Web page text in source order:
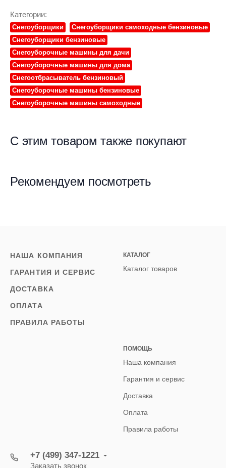
Категории:
Снегоуборщики
Снегоуборщики самоходные бензиновые
Снегоуборщики бензиновые
Снегоуборочные машины для дачи
Снегоуборочные машины для дома
Снегоотбрасыватель бензиновый
Снегоуборочные машины бензиновые
Снегоуборочные машины самоходные
С этим товаром также покупают
Рекомендуем посмотреть
НАША КОМПАНИЯ
ГАРАНТИЯ И СЕРВИС
ДОСТАВКА
ОПЛАТА
ПРАВИЛА РАБОТЫ
КАТАЛОГ
Каталог товаров
ПОМОЩЬ
Наша компания
Гарантия и сервис
Доставка
Оплата
Правила работы
+7 (499) 347-1221
Заказать звонок